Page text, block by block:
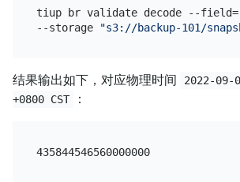
tiup br validate decode --field=
--storage
"s3://backup-101/
结果输出如下，对应物理时间
2022-09-
+0800 CST
：
435844546560000000